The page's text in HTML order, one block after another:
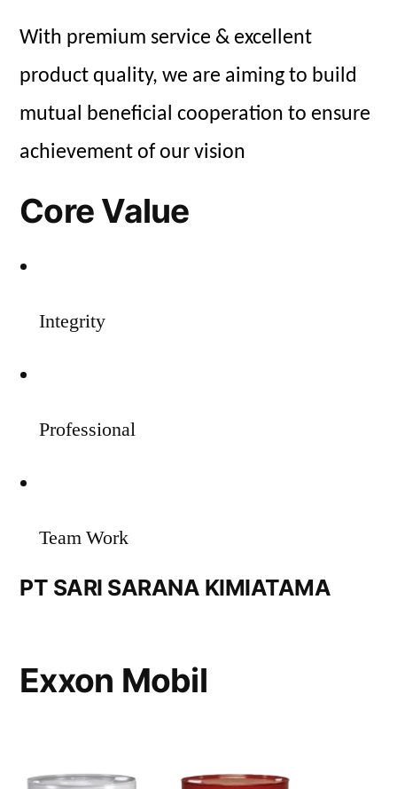
With premium service & excellent
product quality, we are aiming to build
mutual beneficial cooperation to ensure
achievement of our vision
Core Value
Integrity
Professional
Team Work
PT SARI SARANA KIMIATAMA
Exxon Mobil